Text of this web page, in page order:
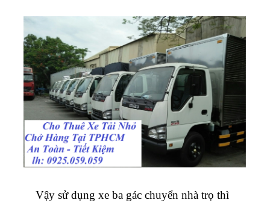
Vậy sử dụng xe ba gác chuyển nhà trọ thì